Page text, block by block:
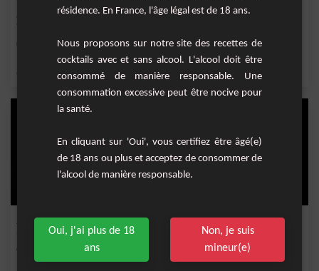
Le Métropole est un cocktail élégant et sophistiqué, composé de cognac, de
vermouth sec...
bitter,vermouth dry, marasquin, cerise
John's framboise
Cocktail à base de gin, vermouth dry, marasquin et sirop de framboise.
résidence. En France, l'âge légal est de 18 ans.
Nous proposons sur notre site des recettes de
cocktails avec et sans alcool. L'alcool doit être
consommé de manière responsable. Une
consommation excessive peut être nocive pour
la santé.
En cliquant sur 'Oui', vous certifiez être âgé(e)
de 18 ans ou plus et acceptez de consommer de
l'alcool de manière responsable.
Oui, j'ai plus de 18
ans
Non, je suis
mineur(e)